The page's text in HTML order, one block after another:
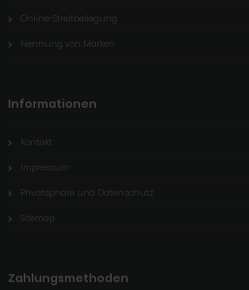
Online-Streitbeilegung
Nennung von Marken
Informationen
Kontakt
Impressum
Privatsphäre und Datenschutz
Sitemap
Zahlungsmethoden